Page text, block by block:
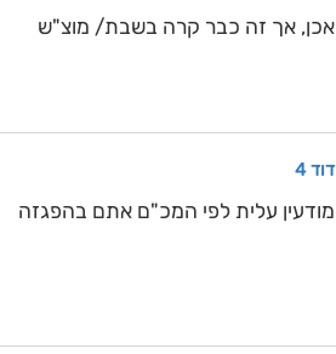
אכן, אך זה כבר קרה בשבת/ מוצ"ש
דוד 4
מודעין עלית לפי המכ"ם אתם בהפגזה